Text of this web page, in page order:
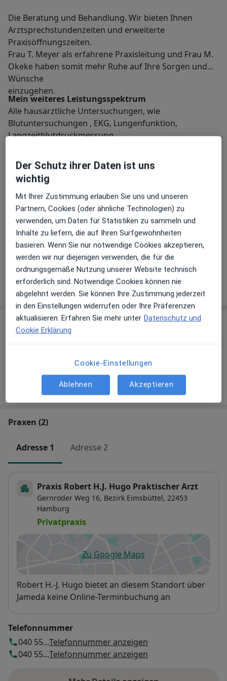
Die Beratung und Behandlung. Wir bieten Ihnen
Arztsprechstundenzeiten und erweiterte
Praxisöffnungszeiten.
Frau T. Meyer als erfahrene Praxisleitung und Frau M.
Okeke haben somit mehr Ruhe auf Ihre Sorgen und
Wünsche
einzugehen.
Mein weiteres Leistungs­spektrum
Alle hausärztliche Untersuchungen, wie
Blutuntersuchungen , EKG, Lungenfunktion,
Langzeitblutdruckmessung,
Hautkrebsvorsorge und Prostatakrebsvorsorge
führen wir durch.
Wichtig ist auch die Impfberatung und Impfung.
mehrÜber mich
Hauptsächlich behandelte Krankheiten
Migräne Reizdarm Burnout
Allergie
Schwindel
a11y_sr_more_diseases
Mehr Details anzeigen
über Erfahrungen
Leistungen
Auf diesem Profil wurden noch keine Informationen
über Leistungen hinzugefügt.
Praxen (2)
Adresse 1 Adresse 2
Praxis Robert H.J. Hugo Praktischer Arzt
Gernroder Weg 16, Bezirk Eimsbüttel, 22453
Hamburg
Privatpraxis
Zu Google Mapsöffnet in einer neuen
Verfügbarkeit
Robert H.-J. Hugo bietet an diesem Standort über
Jameda keine Online-Terminbuchung an
Telefonnummer
040 55...Telefonnummer anzeigen
040 55...Telefonnummer anzeigen
Der Schutz ihrer Daten ist uns
wichtig
Mit Ihrer Zustimmung erlauben Sie uns und unseren
Partnern, Cookies (oder ähnliche Technologien) zu
verwenden, um Daten für Statistiken zu sammeln und
Inhalte zu liefern, die auf Ihren Surfgewohnheiten
basieren. Wenn Sie nur notwendige Cookies akzeptieren,
werden wir nur diejenigen verwenden, die für die
ordnungsgemäße Nutzung unserer Website technisch
erforderlich sind. Notwendige Cookies können nie
abgelehnt werden. Sie können Ihre Zustimmung jederzeit
in den Einstellungen widerrufen oder Ihre Präferenzen
aktualisieren. Erfahren Sie mehr unter Datenschutz und
Cookie Erklärung
Cookie-Einstellungen
Ablehnen Akzeptieren